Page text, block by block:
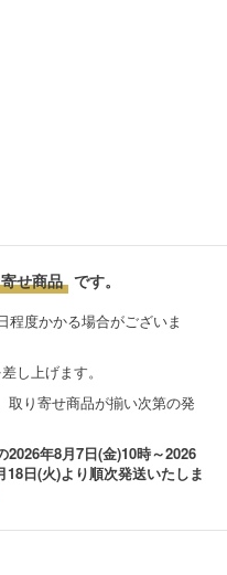
せ商品 です。
程度かかる場合がございま
し上げます。
取り寄せ商品が揃い次第の発
年8月7日(金)10時～2026
日(火)より順次発送いたしま